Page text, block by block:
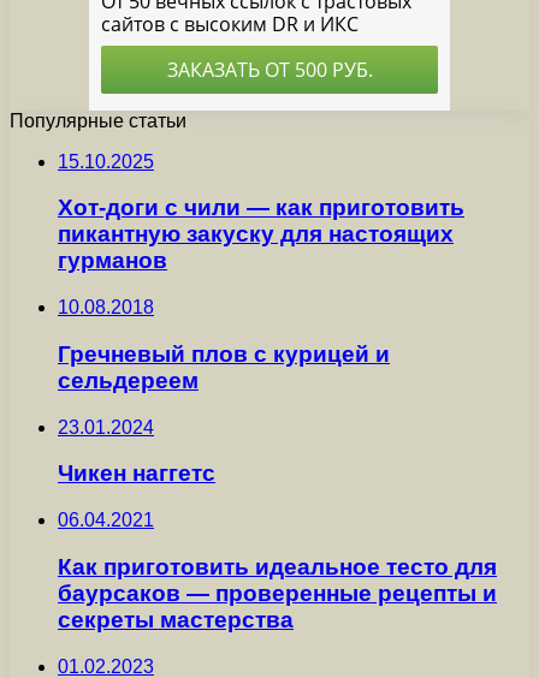
Популярные статьи
15.10.2025
Хот-доги с чили — как приготовить
пикантную закуску для настоящих
гурманов
10.08.2018
Гречневый плов с курицей и
сельдереем
23.01.2024
Чикен наггетс
06.04.2021
Как приготовить идеальное тесто для
баурсаков — проверенные рецепты и
секреты мастерства
01.02.2023